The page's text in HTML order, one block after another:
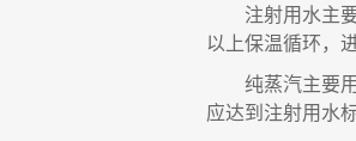
注射用水主
以上保温循环，
纯蒸汽主要
应达到注射用水